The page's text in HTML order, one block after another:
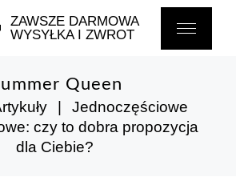
ZAWSZE DARMOWA
WYSYŁKA I ZWROT
Queen
Jednoczęściowe
czy to dobra propozycja
dla Ciebie?